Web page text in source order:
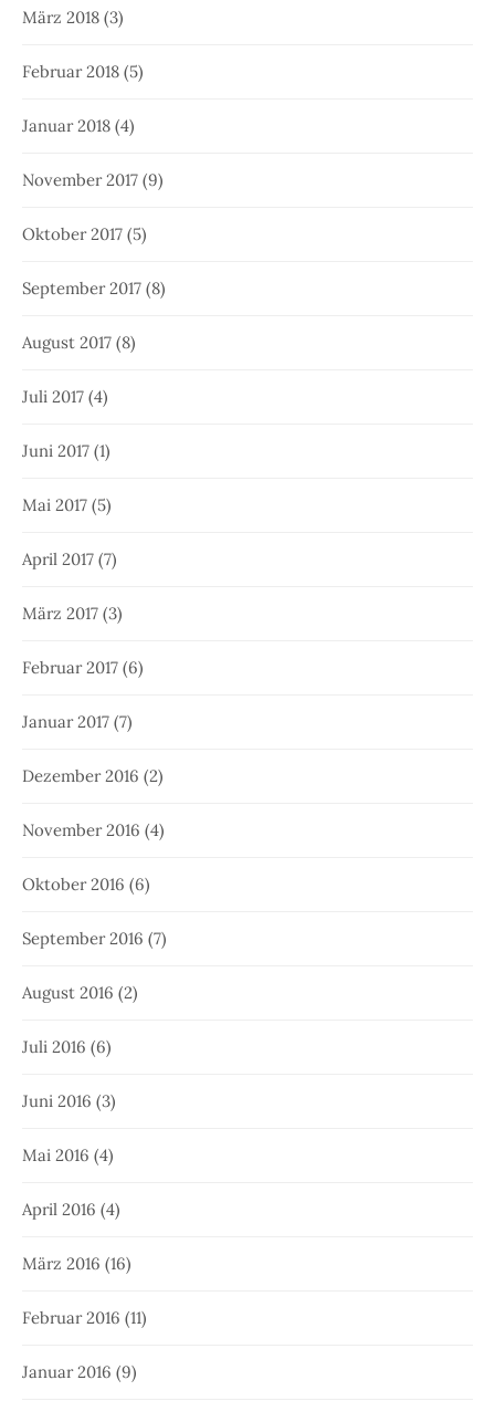
März 2018 (3)
Februar 2018 (5)
Januar 2018 (4)
November 2017 (9)
Oktober 2017 (5)
September 2017 (8)
August 2017 (8)
Juli 2017 (4)
Juni 2017 (1)
Mai 2017 (5)
April 2017 (7)
März 2017 (3)
Februar 2017 (6)
Januar 2017 (7)
Dezember 2016 (2)
November 2016 (4)
Oktober 2016 (6)
September 2016 (7)
August 2016 (2)
Juli 2016 (6)
Juni 2016 (3)
Mai 2016 (4)
April 2016 (4)
März 2016 (16)
Februar 2016 (11)
Januar 2016 (9)